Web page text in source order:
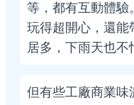
等，都有互動體驗
玩得超開心，還能
居多，下雨天也不
但有些工廠商業味